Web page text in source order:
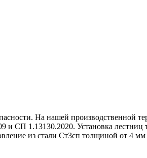
На нашей производственной
и СП 1.13130.2020. Установка
из стали Ст3сп толщиной от 4 мм